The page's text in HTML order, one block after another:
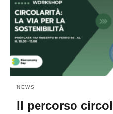
NEWS
Il percorso